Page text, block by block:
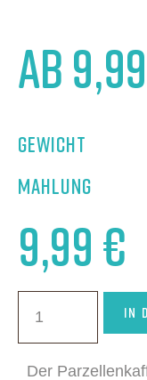
ab9,99
Gewicht
Mahlung
9,99€
IN
Der